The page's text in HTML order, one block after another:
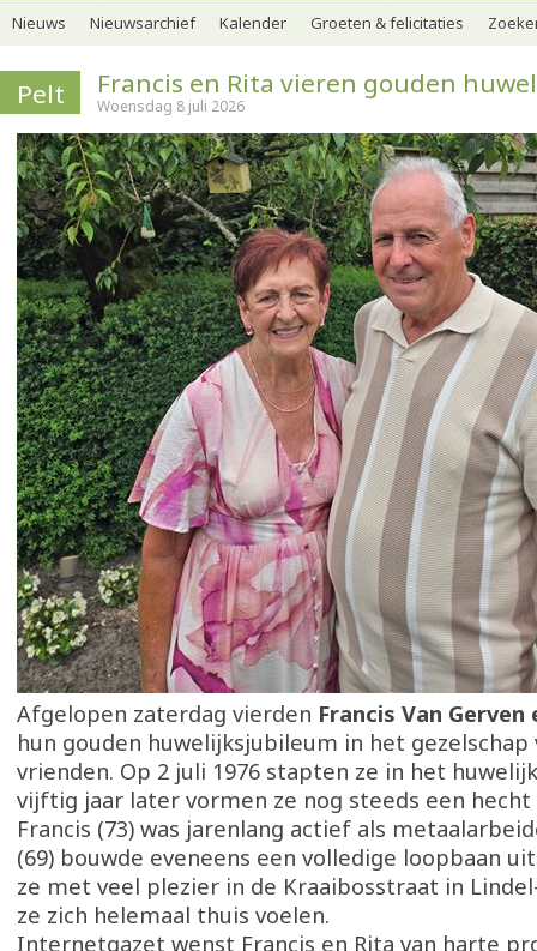
Nieuws Nieuwsarchief Kalender Groeten & felicitaties
Pelt Francis en Rita vieren gouden
Woensdag 8 juli 2026
Afgelopen zaterdag vierden Francis Van Gerven
hun gouden huwelijksjubileum in het
vrienden. Op 2 juli 1976 stapten ze in het
vijftig jaar later vormen ze nog steeds een hecht
Francis (73) was jarenlang actief als
(69) bouwde eveneens een volledige loopbaan
ze met veel plezier in de Kraaibosstraat in
ze zich helemaal thuis voelen.
Internetgazet wenst Francis en Rita van harte